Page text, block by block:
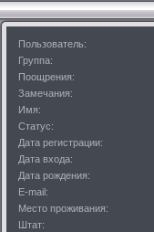
Пользователь:
Группа:
Поощрения:
Замечания:
Имя:
Статус:
Дата регистрации:
Дата входа:
Дата рождения:
E-mail:
Место проживания:
Штат: